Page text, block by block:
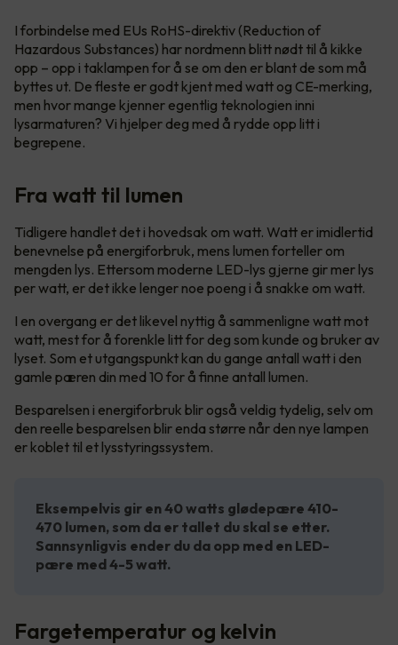
I forbindelse med EUs RoHS-direktiv (Reduction of
Hazardous Substances) har nordmenn blitt nødt til å kikke
opp – opp i taklampen for å se om den er blant de som må
byttes ut. De fleste er godt kjent med watt og CE-merking,
men hvor mange kjenner egentlig teknologien inni
lysarmaturen? Vi hjelper deg med å rydde opp litt i
begrepene.
Fra watt til lumen
Tidligere handlet det i hovedsak om watt. Watt er imidlertid
benevnelse på energiforbruk, mens lumen forteller om
mengden lys. Ettersom moderne LED-lys gjerne gir mer lys
per watt, er det ikke lenger noe poeng i å snakke om watt.
I en overgang er det likevel nyttig å sammenligne watt mot
watt, mest for å forenkle litt for deg som kunde og bruker av
lyset. Som et utgangspunkt kan du gange antall watt i den
gamle pæren din med 10 for å finne antall lumen.
Besparelsen i energiforbruk blir også veldig tydelig, selv om
den reelle besparelsen blir enda større når den nye lampen
er koblet til et lysstyringssystem.
Eksempelvis gir en 40 watts glødepære 410-
470 lumen, som da er tallet du skal se etter.
Sannsynligvis ender du da opp med en LED-
pære med 4-5 watt.
Fargetemperatur og kelvin